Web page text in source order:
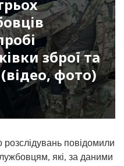
зброї та
фото)
повідомили
які, за даними